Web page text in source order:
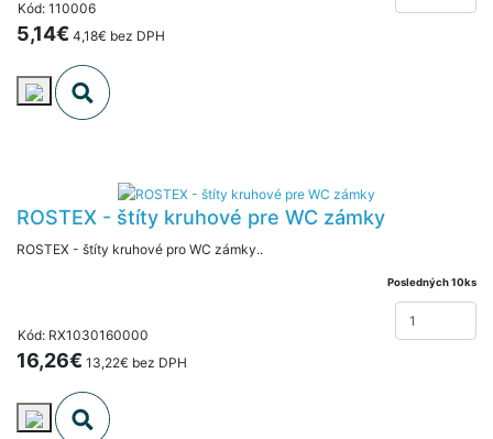
Kód: 110006
5,14€ 4,18€ bez DPH
ROSTEX - štíty kruhové pre WC zámky
ROSTEX - štíty kruhové pro WC zámky..
Kód: RX1030160000
Posledných 10ks
16,26€ 13,22€ bez DPH